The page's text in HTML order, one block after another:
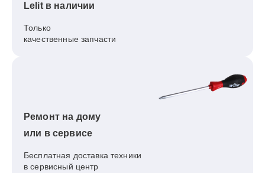
Lelit в наличии
Только
качественные запчасти
Ремонт на дому
или в сервисе
Бесплатная доставка техники
в сервисный центр